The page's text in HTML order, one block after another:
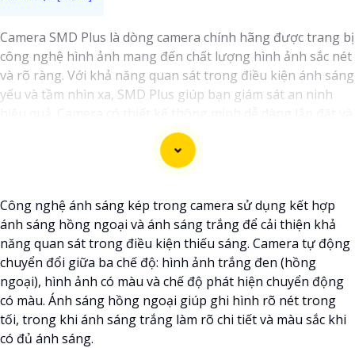
Camera SMD Plus là dòng camera chính hãng được trang bị
công nghệ hình ảnh mang đến chất lượng hình ảnh sắc nét
và rõ ràng. Với khả năng quan sát trong điều kiện ánh sáng
yếu và tầm nhìn xa, SMD Plus giúp bạn giám sát an ninh
sử dụng. Camera SMD Plus là lựa chọn lý tưởng cho các hệ
thống an ninh gia đình và doanh nghiệp.
Công nghệ ánh sáng kép trong camera sử dụng kết hợp
ánh sáng hồng ngoại và ánh sáng trắng để cải thiện khả
năng quan sát trong điều kiện thiếu sáng. Camera tự động
chuyển đổi giữa ba chế độ: hình ảnh trắng đen (hồng
ngoại), hình ảnh có màu và chế độ phát hiện chuyển động
có màu. Ánh sáng hồng ngoại giúp ghi hình rõ nét trong
tối, trong khi ánh sáng trắng làm rõ chi tiết và màu sắc khi
có đủ ánh sáng.